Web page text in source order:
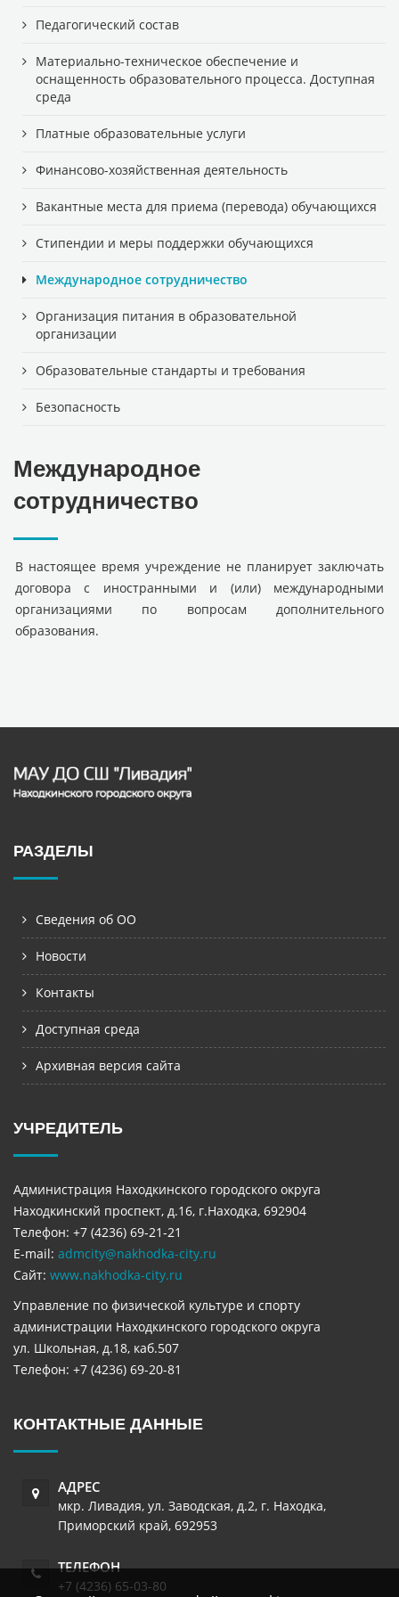
Педагогический состав
Материально-техническое обеспечение и
оснащенность образовательного процесса. Доступная
среда
Платные образовательные услуги
Финансово-хозяйственная деятельность
Вакантные места для приема (перевода) обучающихся
Стипендии и меры поддержки обучающихся
Международное сотрудничество
Организация питания в образовательной
организации
Образовательные стандарты и требования
Безопасность
Международное
сотрудничество
В настоящее время учреждение не планирует заключать
договора с иностранными и (или) международными
организациями по вопросам дополнительного
образования.
РАЗДЕЛЫ
Сведения об ОО
Новости
Контакты
Доступная среда
Архивная версия сайта
УЧРЕДИТЕЛЬ
Администрация Находкинского городского округа
Находкинский проспект, д.16, г.Находка, 692904
Телефон: +7 (4236) 69-21-21
E-mail: admcity@nakhodka-city.ru
Сайт: www.nakhodka-city.ru
Управление по физической культуре и спорту
администрации Находкинского городского округа
ул. Школьная, д.18, каб.507
Телефон: +7 (4236) 69-20-81
КОНТАКТНЫЕ ДАННЫЕ
АДРЕС
мкр. Ливадия, ул. Заводская, д.2, г. Находка,
Приморский край, 692953
ТЕЛЕФОН
+7 (4236) 65-03-80